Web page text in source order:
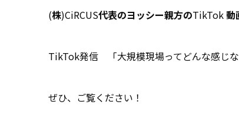
(株)CiRCUS代表のヨッシー親方のTikTok動
TikTok発信 「大規模現場ってどんな感じな
ぜひ、ご覧ください！